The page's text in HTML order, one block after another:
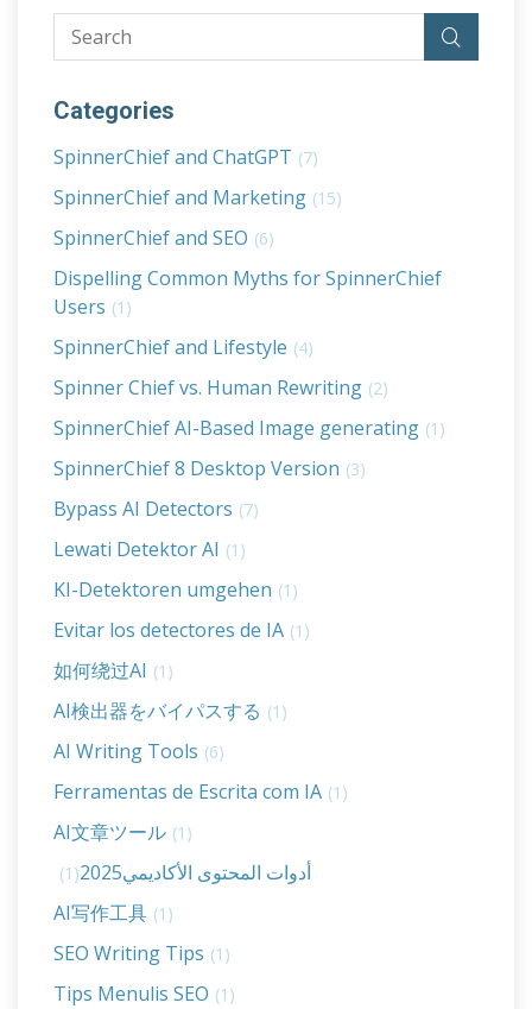
Categories
SpinnerChief and ChatGPT (7)
SpinnerChief and Marketing (15)
SpinnerChief and SEO (6)
Dispelling Common Myths for SpinnerChief
Users (1)
SpinnerChief and Lifestyle (4)
Spinner Chief vs. Human Rewriting (2)
SpinnerChief AI-Based Image generating (1)
SpinnerChief 8 Desktop Version (3)
Bypass AI Detectors (7)
Lewati Detektor AI (1)
KI-Detektoren umgehen (1)
Evitar los detectores de IA (1)
如何绕过AI (1)
AI検出器をバイパスする (1)
AI Writing Tools (6)
Ferramentas de Escrita com IA (1)
AI文章ツール (1)
أدوات المحتوى الأكاديمي2025 (1)
AI写作工具 (1)
SEO Writing Tips (1)
Tips Menulis SEO (1)